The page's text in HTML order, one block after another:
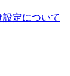
設定について